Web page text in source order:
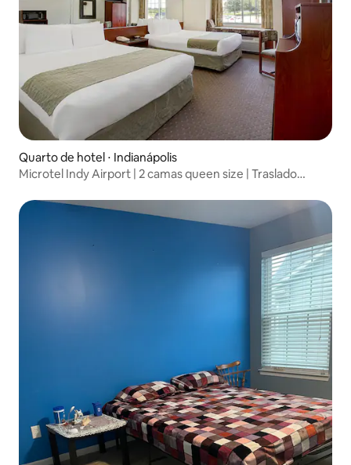
Quarto de hotel ⋅ Indianápolis
Microtel Indy Airport | 2 camas queen size | Traslado